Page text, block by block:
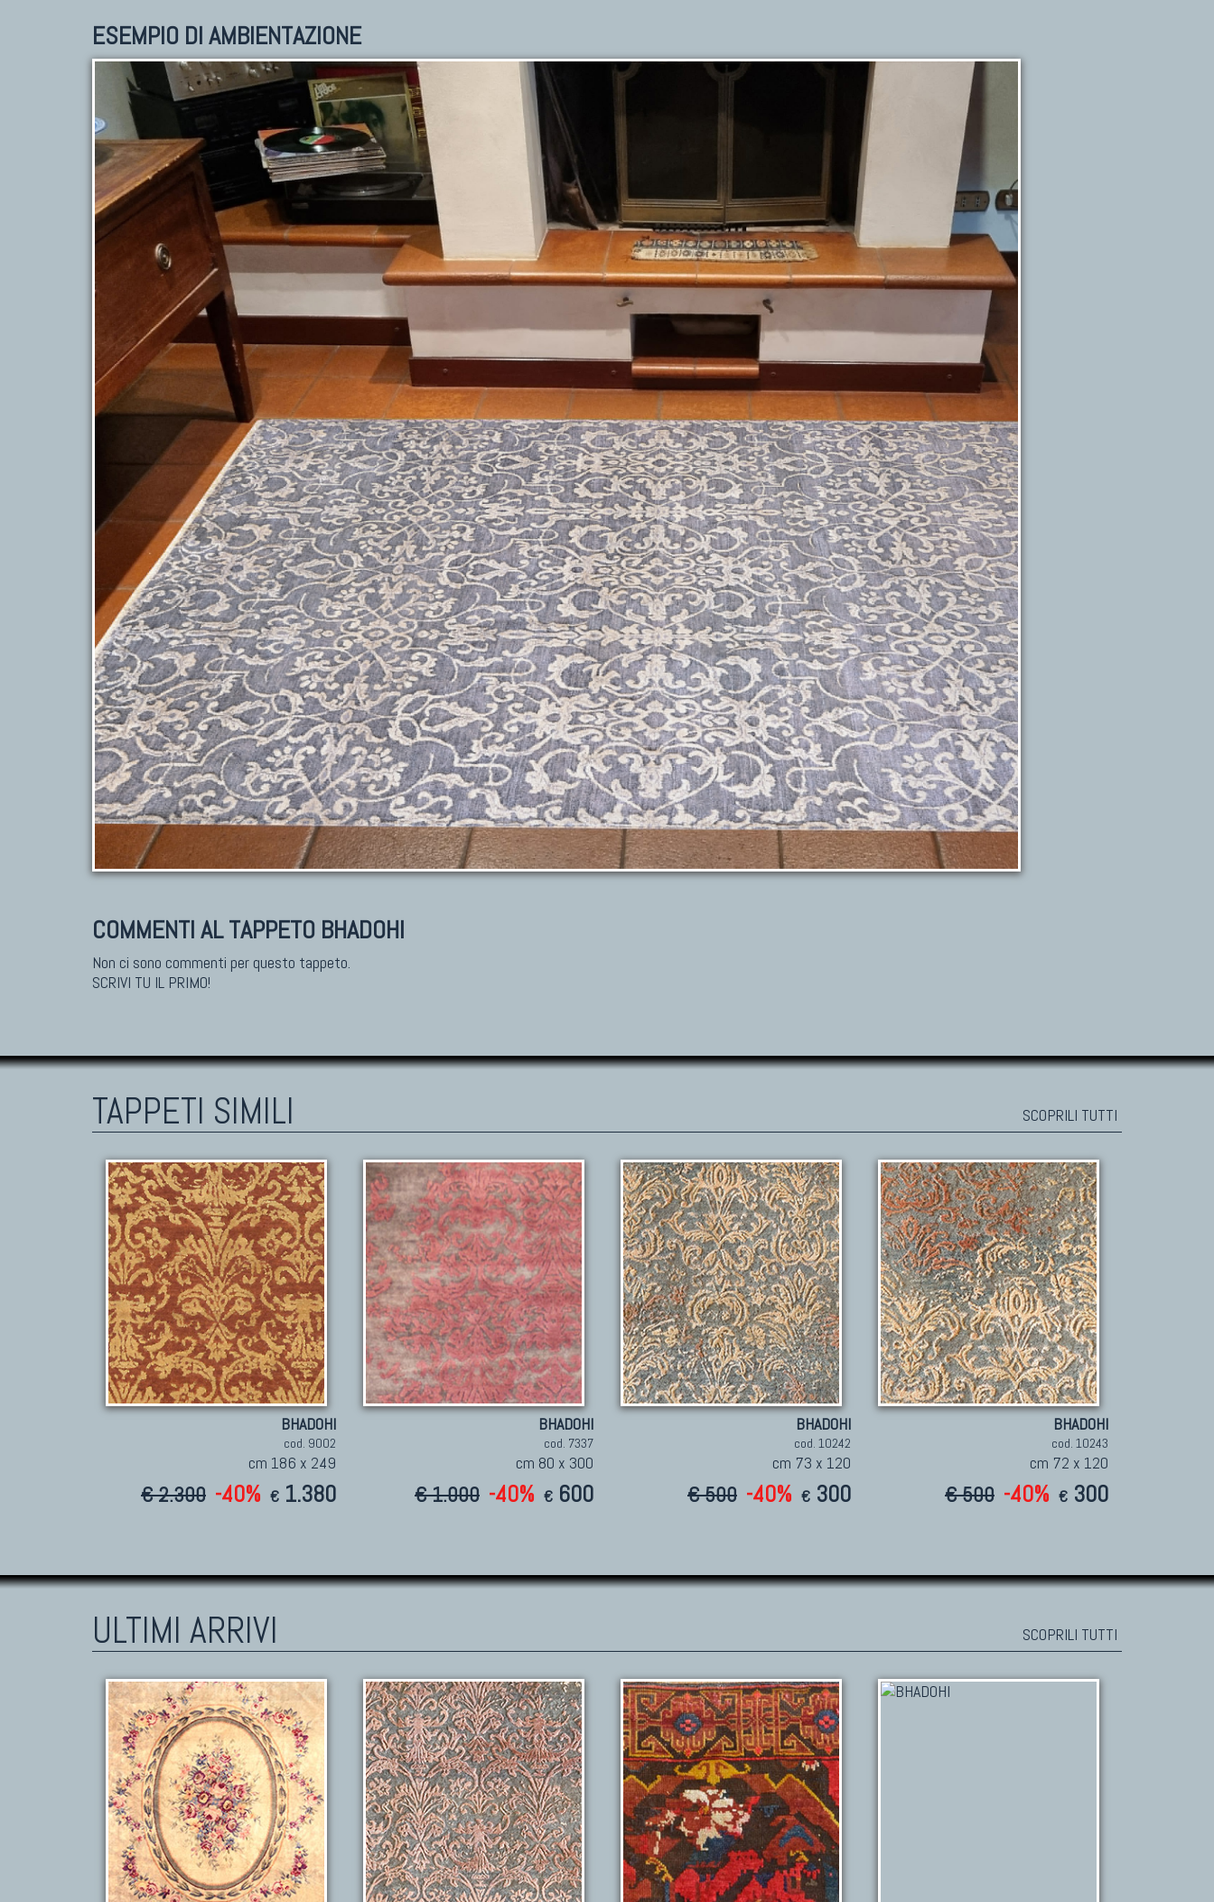
ESEMPIO DI AMBIENTAZIONE
COMMENTI AL TAPPETO BHADOHI
Non ci sono commenti per questo tappeto.
SCRIVI TU IL PRIMO!
TAPPETI SIMILI SCOPRILI TUTTI
BHADOHI
cod. 9002
cm 186 x 249
€ 2.300 -40% € 1.380
BHADOHI
cod. 7337
cm 80 x 300
€ 1.000 -40% € 600
BHADOHI
cod. 10242
cm 73 x 120
€ 500 -40% € 300
BHADOHI
cod. 10243
cm 72 x 120
€ 500 -40% € 300
ULTIMI ARRIVI SCOPRILI TUTTI